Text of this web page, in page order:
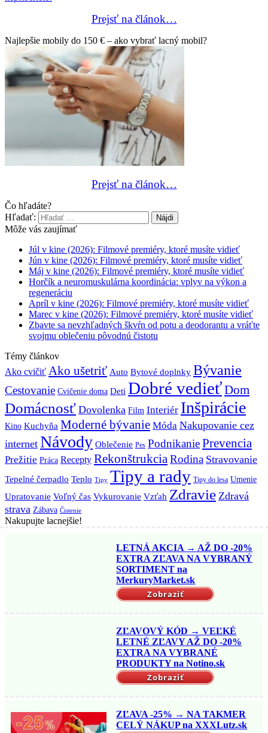
Prejsť na článok…
Najlepšie mobily do 150 € – ako vybrať lacný mobil?
Prejsť na článok…
Čo hľadáte?
Hľadať:
Môže vás zaujímať
Júl v kine (2026): Filmové premiéry, ktoré musíte vidieť
Jún v kine (2026): Filmové premiéry, ktoré musíte vidieť
Máj v kine (2026): Filmové premiéry, ktoré musíte vidieť
Horčík a neuromuskulárna koordinácia: vplyv na výkon a
regeneráciu
Apríl v kine (2026): Filmové premiéry, ktoré musíte vidieť
Marec v kine (2026): Filmové premiéry, ktoré musíte vidieť
Zbavte sa nevzhľadných škvŕn od potu a deodorantu a vráťte
svojmu oblečeniu pôvodnú čistotu
Témy článkov
Ako cvičiť Ako ušetriť Auto Bytové doplnky Bývanie
Cestovanie Cvičenie doma Deti Dobré vedieťDom
Domácnosť Dovolenka Film Interiér Inšpirácie
Kino Kuchyňa Moderné bývanie Móda Nakupovanie cez
internet Návody Oblečenie Pes PodnikaniePrevencia
Prežitie Práca Recepty RekonštrukciaRodina Stravovanie
Tepelné čerpadlo Teplo Tipy Tipy a rady Tipy do lesa Umenie
Upratovanie Voľný čas Vykurovanie Vzťah Zdravie Zdravá
strava Zábava Čistenie
Nakupujte lacnejšie!
LETNÁ AKCIA → AŽ DO -20%
EXTRA ZĽAVA NA VYBRANÝ
SORTIMENT na
MerkuryMarket.sk
Zobraziť
ZĽAVOVÝ KÓD → VEĽKÉ
LETNÉ ZĽAVY AŽ DO -20%
EXTRA NA VYBRANÉ
PRODUKTY na Notino.sk
Zobraziť
ZĽAVA -25% → NA TAKMER
CELÝ NÁKUP na XXXLutz.sk